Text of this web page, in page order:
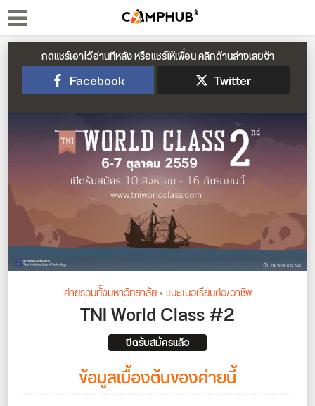
กดแชร์เอาไว้อ่านทีหลัง หรือแชร์ให้เพื่อน คลิกด้านล่างเลยจ้า
Facebook Twitter
ค่ายรวมทั้งมหาวิทยาลัย•แนะแนวเรียนต่อ/อาชีพ
TNI World Class #2
ปิดรับสมัครแล้ว
ข้อมูลเบื้องต้นของค่ายนี้